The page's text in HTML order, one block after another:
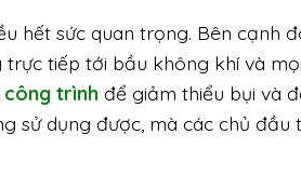
hết sức quan trọng. Bên cạnh
tiếp tới bầu không khí và mọi
công trìnhđể giảm thiểu bụi và
sử dụng được, mà các chủ đầu